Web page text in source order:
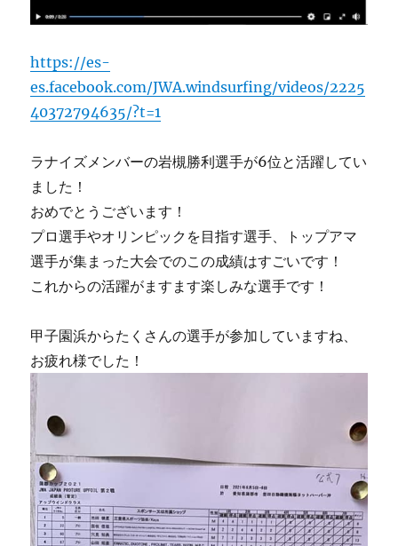
https://es-
es.facebook.com/JWA.windsurfing/videos/2225
40372794635/?t=1
ラナイズメンバーの岩槻勝利選手が6位と活躍してい
ました！
おめでとうございます！
プロ選手やオリンピックを目指す選手、トップアマ
選手が集まった大会でのこの成績はすごいです！
これからの活躍がますます楽しみな選手です！
甲子園浜からたくさんの選手が参加していますね、
お疲れ様でした！